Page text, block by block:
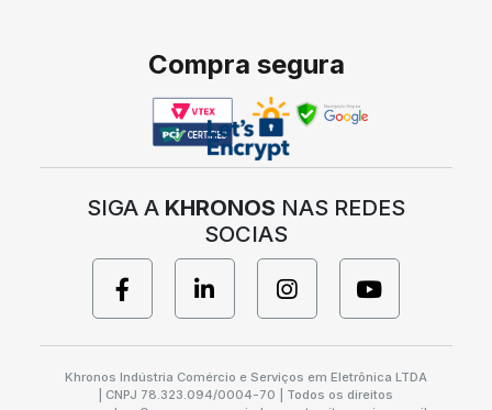
Compra segura
SIGA A KHRONOS NAS REDES
SOCIAS
Khronos Indústria Comércio e Serviços em Eletrônica LTDA
| CNPJ 78.323.094/0004-70 | Todos os direitos